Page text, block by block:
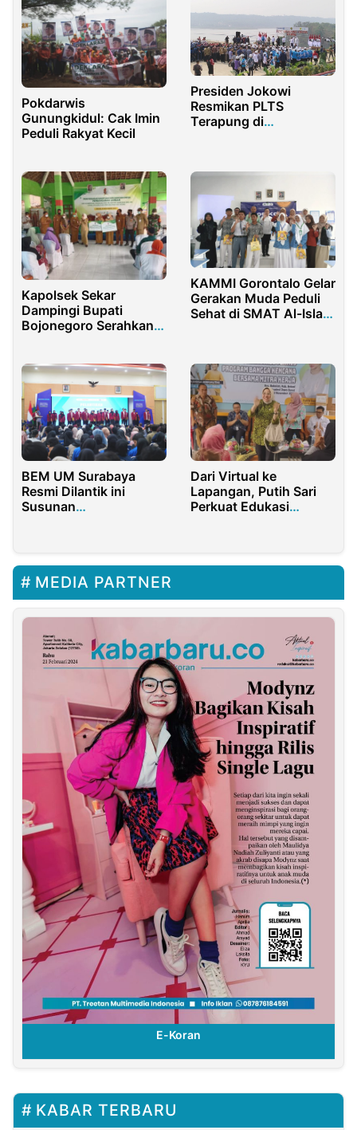
Pokdarwis
Gunungkidul: Cak Imin
Peduli Rakyat Kecil
Presiden Jokowi
Resmikan PLTS
Terapung di
Kapolsek Sekar
Dampingi Bupati
Bojonegoro Serahkan
KAMMI Gorontalo Gelar
Gerakan Muda Peduli
Sehat di SMAT Al-Islah
BEM UM Surabaya
Resmi Dilantik ini
Susunan
Dari Virtual ke
Lapangan, Putih Sari
Perkuat Edukasi
MEDIA PARTNER
E-Koran
KABAR TERBARU